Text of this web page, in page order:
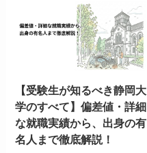
【受験生が知るべき静岡大
学のすべて】偏差値・詳細
な就職実績から、出身の有
名人まで徹底解説！